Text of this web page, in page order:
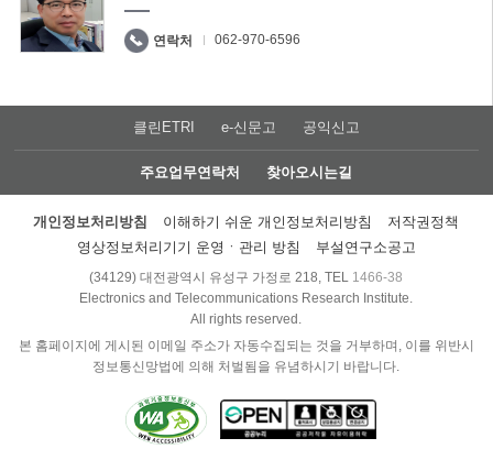
연락처 062-970-6596
클린ETRI e-신문고 공익신고
주요업무연락처 찾아오시는길
개인정보처리방침 이해하기 쉬운 개인정보처리방침
저작권정책
영상정보처리기기 운영ㆍ관리 방침
부설연구소공고
(34129) 대전광역시 유성구 가정로 218, TEL 1466-38
Electronics and Telecommunications Research Institute.
All rights reserved.
본 홈페이지에 게시된 이메일 주소가 자동수집되는 것을 거부하며, 이를 위반시
정보통신망법에 의해 처벌됨을 유념하시기 바랍니다.